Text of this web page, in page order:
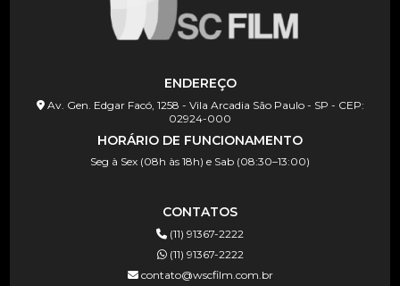
ENDEREÇO
Av. Gen. Edgar Facó, 1258 - Vila Arcadia São Paulo - SP - CEP:
02924-000
HORÁRIO DE FUNCIONAMENTO
Seg à Sex (08h às 18h) e Sab (08:30–13:00)
CONTATOS
(11) 91367-2222
(11) 91367-2222
contato@wscfilm.com.br